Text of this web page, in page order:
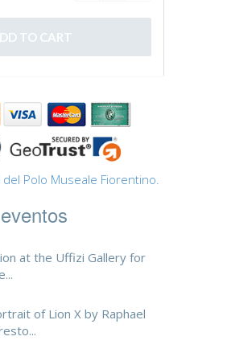
Polo Museale Fiorentino.
at the Uffizi Gallery for
of Lion X by Raphael